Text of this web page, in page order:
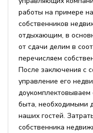
работы на примере
собственников
отдыхающим, в
от сдачи делим в
перечисляем
После заключения с
управление его
быта, необходимыми
наших гостей.
собственника